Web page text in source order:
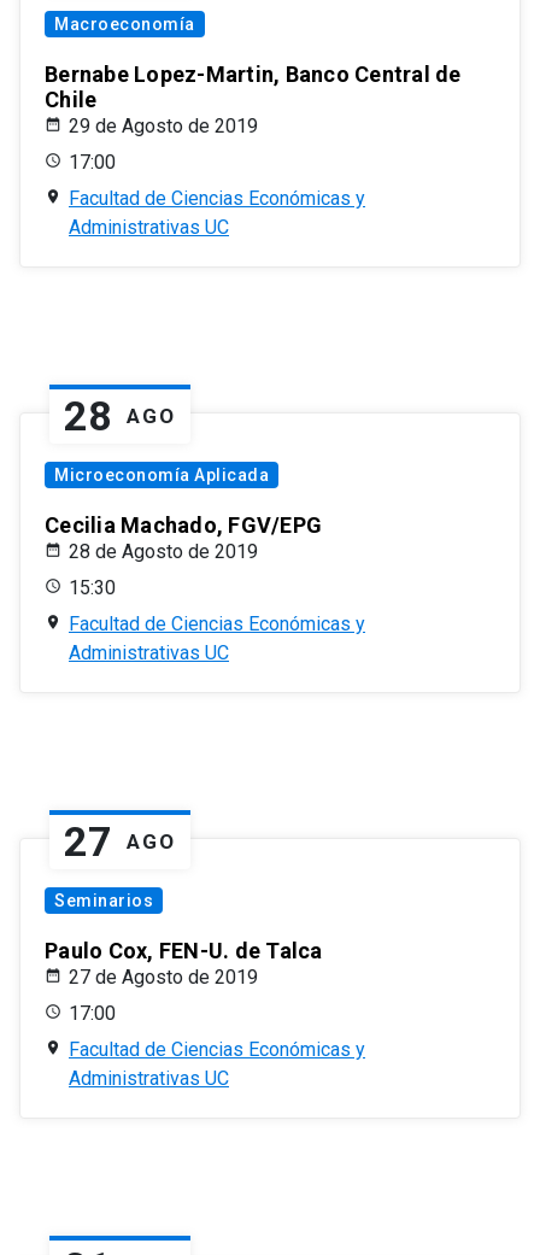
Macroeconomía
Bernabe Lopez-Martin, Banco Central de
Chile
29 de Agosto de 2019
17:00
Facultad de Ciencias Económicas y
Administrativas UC
28 AGO
Microeconomía Aplicada
Cecilia Machado, FGV/EPG
28 de Agosto de 2019
15:30
Facultad de Ciencias Económicas y
Administrativas UC
27 AGO
Seminarios
Paulo Cox, FEN-U. de Talca
27 de Agosto de 2019
17:00
Facultad de Ciencias Económicas y
Administrativas UC